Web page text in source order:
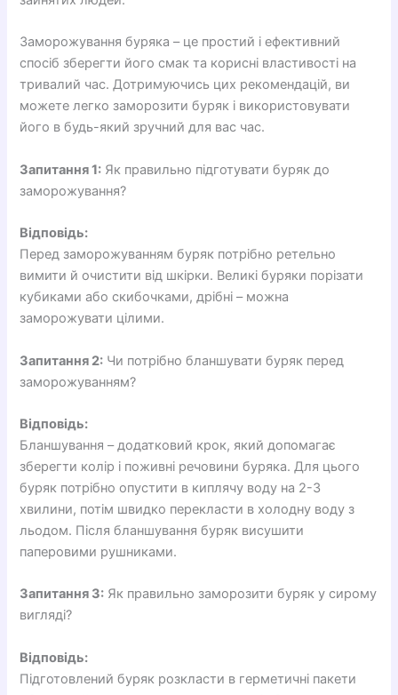
Заморожування буряка – це простий і ефективний
спосіб зберегти його смак та корисні властивості на
тривалий час. Дотримуючись цих рекомендацій, ви
можете легко заморозити буряк і використовувати
його в будь-який зручний для вас час.
Запитання 1: Як правильно підготувати буряк до
заморожування?
Відповідь:
Перед заморожуванням буряк потрібно ретельно
вимити й очистити від шкірки. Великі буряки порізати
кубиками або скибочками, дрібні – можна
заморожувати цілими.
Запитання 2: Чи потрібно бланшувати буряк перед
заморожуванням?
Відповідь:
Бланшування – додатковий крок, який допомагає
зберегти колір і поживні речовини буряка. Для цього
буряк потрібно опустити в киплячу воду на 2-3
хвилини, потім швидко перекласти в холодну воду з
льодом. Після бланшування буряк висушити
паперовими рушниками.
Запитання 3: Як правильно заморозити буряк у сирому
вигляді?
Відповідь:
Підготовлений буряк розкласти в герметичні пакети